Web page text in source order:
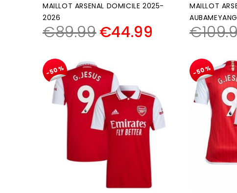
MAILLOT ARSENAL DOMICILE 2025-
2026
€89.99€44.99
MAILLOT
€
-50% -50%